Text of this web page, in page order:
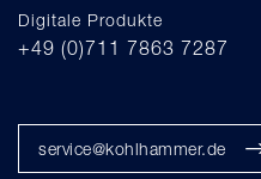
Digitale Produkte
+49 (0)711 7863 7287
service@kohlhammer.de